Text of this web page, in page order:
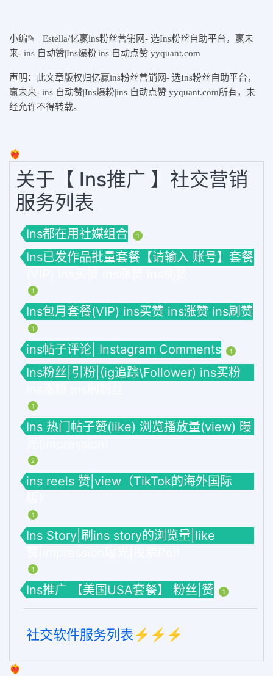
小编✎ Estella/亿赢ins粉丝营销网- 选Ins粉丝自助平台，赢未
来- ins 自动赞|Ins爆粉|ins 自动点赞 yyquant.com
声明：此文章版权归亿赢ins粉丝营销网- 选Ins粉丝自助平台，
赢未来- ins 自动赞|Ins爆粉|ins 自动点赞 yyquant.com所有，未
经允许不得转载。
❤️‍🔥
关于【 Ins推广 】社交营销
服务列表
Ins都在用社媒组合 1
Ins已发作品批量套餐【请输入 账号】套餐
1
Ins包月套餐(VIP) ins买赞 ins涨赞 ins刷赞
1
ins帖子评论| Instagram Comments 1
Ins粉丝|引粉|(ig追踪\Follower) ins买粉
1
Ins 热门帖子赞(like) 浏览播放量(view) 曝
2
ins reels 赞|view（TikTok的海外国际
1
Ins Story|刷ins story的浏览量|like
1
Ins推广 【美国USA套餐】 粉丝|赞 1
社交软件服务列表⚡️⚡️⚡️
❤️‍🔥